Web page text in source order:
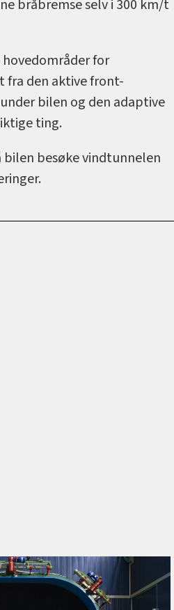
bråbremse selv i 300 km/t
for
fra den aktive front-
bilen og den adaptive
ting.
besøke vindtunnelen